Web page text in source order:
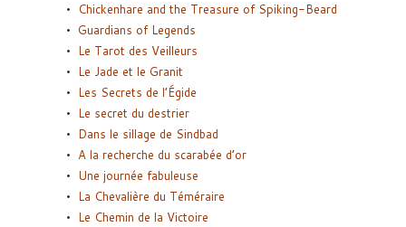
Chickenhare and the Treasure of Spiking-Beard
Guardians of Legends
Le Tarot des Veilleurs
Le Jade et le Granit
Les Secrets de l’Égide
Le secret du destrier
Dans le sillage de Sindbad
A la recherche du scarabée d’or
Une journée fabuleuse
La Chevalière du Téméraire
Le Chemin de la Victoire